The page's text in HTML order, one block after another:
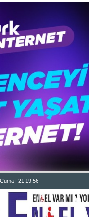
| 21:19:57